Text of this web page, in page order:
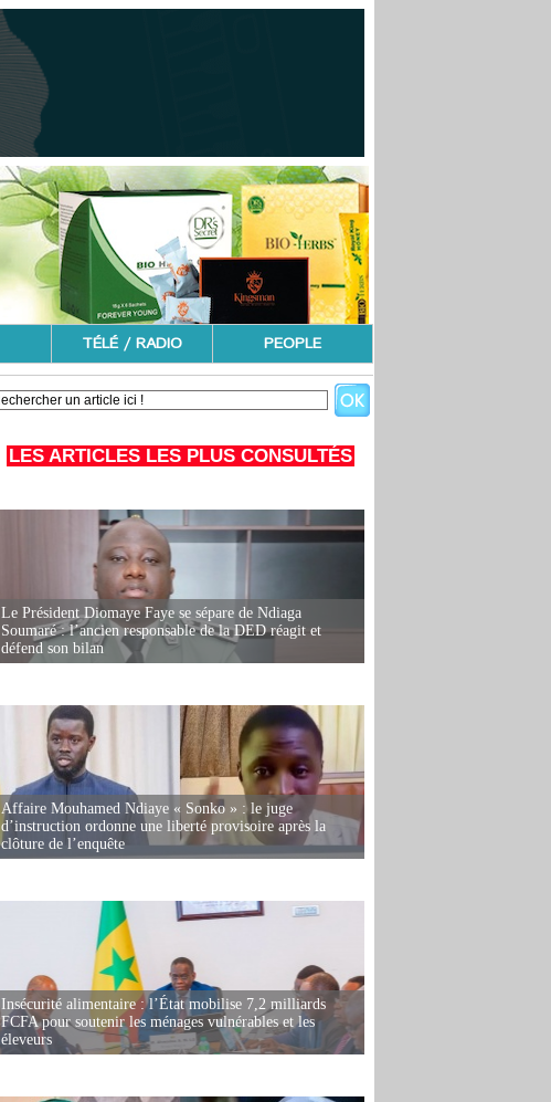
TÉLÉ / RADIO PEOPLE
LES ARTICLES LES PLUS CONSULTÉS
Le Président Diomaye Faye se sépare de Ndiaga
Soumaré : l’ancien responsable de la DED réagit et
défend son bilan
Affaire Mouhamed Ndiaye « Sonko » : le juge
d’instruction ordonne une liberté provisoire après la
clôture de l’enquête
Insécurité alimentaire : l’État mobilise 7,2 milliards
FCFA pour soutenir les ménages vulnérables et les
éleveurs